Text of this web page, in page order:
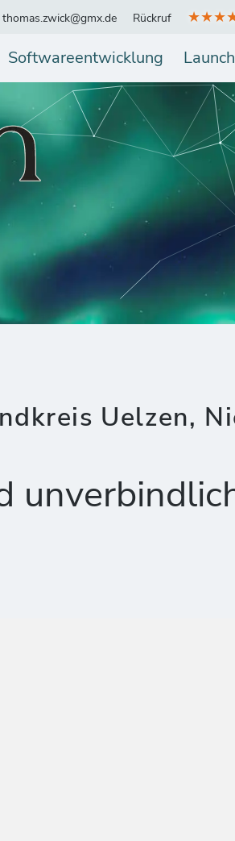
thomas.zwick@gmx.de Rückruf
Softwareentwicklung
Uelzen,